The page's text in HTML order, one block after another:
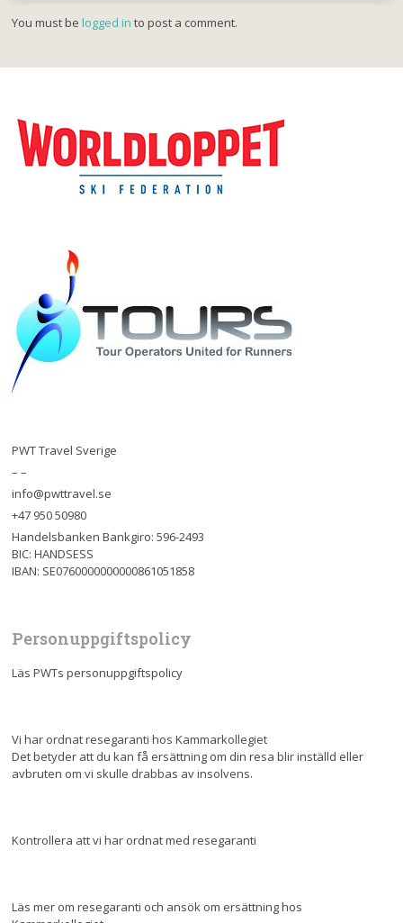
You must belogged in to post a comment.
PWT Travel Sverige
– –
info@pwttravel.se
+47 950 50980
Handelsbanken Bankgiro: 596-2493
BIC: HANDSESS
IBAN: SE0760000000000861051858
Personuppgiftspolicy
Läs PWTs personuppgiftspolicy
Vi har ordnat resegaranti hos Kammarkollegiet
Det betyder att du kan få ersättning om din resa blir inställd eller
avbruten om vi skulle drabbas av insolvens.
Kontrollera att vi har ordnat med resegaranti
Läs mer om resegaranti och ansök om ersättning hos